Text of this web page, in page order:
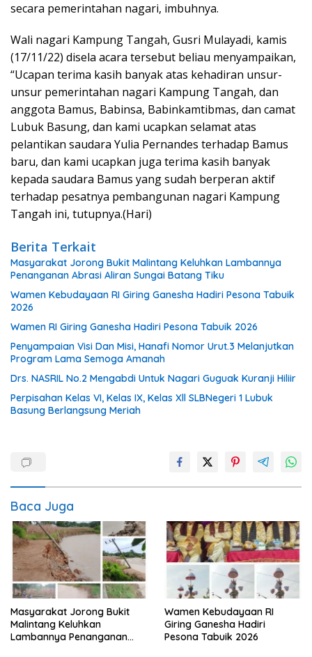
secara pemerintahan nagari, imbuhnya.
Wali nagari Kampung Tangah, Gusri Mulayadi, kamis
(17/11/22) disela acara tersebut beliau menyampaikan,
“Ucapan terima kasih banyak atas kehadiran unsur-
unsur pemerintahan nagari Kampung Tangah, dan
anggota Bamus, Babinsa, Babinkamtibmas, dan camat
Lubuk Basung, dan kami ucapkan selamat atas
pelantikan saudara Yulia Pernandes terhadap Bamus
baru, dan kami ucapkan juga terima kasih banyak
kepada saudara Bamus yang sudah berperan aktif
terhadap pesatnya pembangunan nagari Kampung
Tangah ini, tutupnya.(Hari)
Berita Terkait
Masyarakat Jorong Bukit Malintang Keluhkan Lambannya
Penanganan Abrasi Aliran Sungai Batang Tiku
Wamen Kebudayaan RI Giring Ganesha Hadiri Pesona Tabuik
2026
Wamen RI Giring Ganesha Hadiri Pesona Tabuik 2026
Penyampaian Visi Dan Misi, Hanafi Nomor Urut.3 Melanjutkan
Program Lama Semoga Amanah
Drs. NASRIL No.2 Mengabdi Untuk Nagari Guguak Kuranji Hiliir
Perpisahan Kelas VI, Kelas IX, Kelas Xll SLBNegeri 1 Lubuk
Basung Berlangsung Meriah
Baca Juga
Masyarakat Jorong Bukit
Malintang Keluhkan
Lambannya Penanganan
Wamen Kebudayaan RI
Giring Ganesha Hadiri
Pesona Tabuik 2026